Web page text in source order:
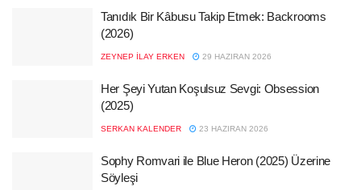
Tanıdık Bir Kâbusu Takip Etmek: Backrooms
(2026)
ZEYNEP İLAY ERKEN 29 HAZIRAN 2026
Her Şeyi Yutan Koşulsuz Sevgi: Obsession
(2025)
SERKAN KALENDER 23 HAZIRAN 2026
Sophy Romvari ile Blue Heron (2025) Üzerine
Söyleşi